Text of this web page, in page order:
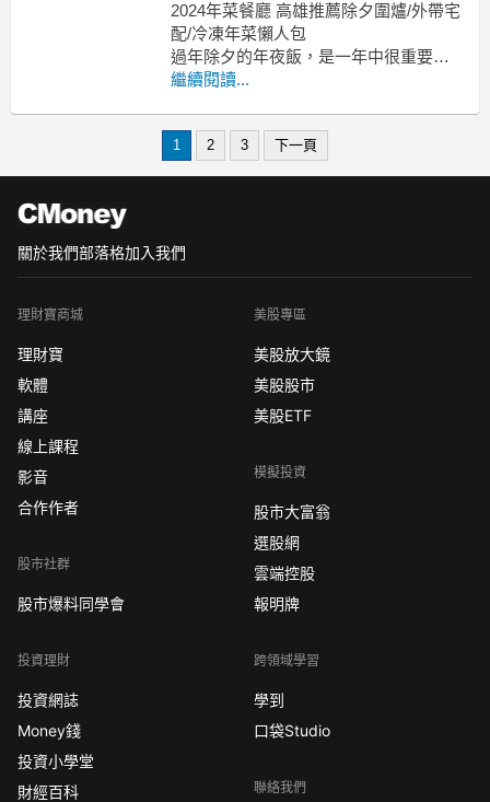
2024年菜餐廳 高雄推薦除夕圍爐/外帶宅
配/冷凍年菜懶人包
過年除夕的年夜飯，是一年中很重要的
一餐年菜餐廳 高雄
爐餐廳2024 高雄過年餐廳推薦 高雄圍爐
繼續閱讀...
1 2 3 下一頁
關於我們部落格加入我們
理財寶商城
理財寶
軟體
講座
線上課程
影音
合作作者
股市社群
股市爆料同學會
投資理財
投資網誌
Money錢
投資小學堂
財經百科
美股專區
美股放大鏡
美股股市
美股ETF
模擬投資
股市大富翁
選股網
雲端控股
報明牌
跨領域學習
學到
口袋Studio
聯絡我們